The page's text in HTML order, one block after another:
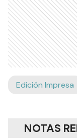
Edición Impresa
NOTAS